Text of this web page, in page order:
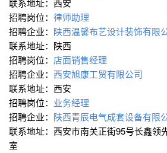
联系地址：西安
招聘岗位： 律师助理
招聘企业： 陕西温馨布艺设计装饰有限
联系地址：陕西
招聘岗位： 店面销售经理
招聘企业： 西安旭康工贸有限公司
联系地址：西安
招聘岗位： 业务经理
招聘企业： 陕西青辰电气成套设备有限
联系地址：西安市南关正街95号长鑫领
室